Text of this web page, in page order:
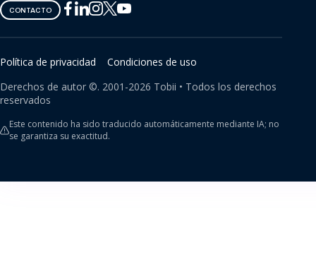
CONTACTO
Tobii
on
Facebook
Tobii
on
Linkedin
Tobii
on
Instagram
Tobii
on
Twitter
Tobii
on
Youtube
Política de privacidad
Condiciones de uso
Derechos de autor ©. 2001-2026 Tobii • Todos los derechos
reservados
Este contenido ha sido traducido automáticamente mediante IA; no
se garantiza su exactitud.